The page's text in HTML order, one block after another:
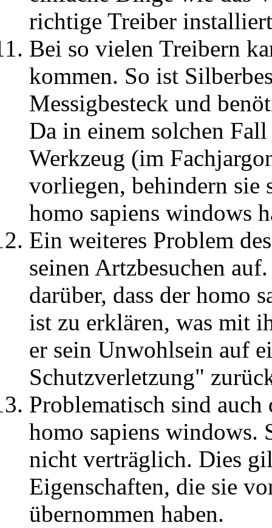
richtige Treiber
Bei so vielen Treibern
kommen. So ist
Messigbesteck und
Da in einem solchen
Werkzeug (im
vorliegen, behindern sie
homo sapiens windows
Ein weiteres Problem
seinen Artzbesuchen
darüber, dass der homo
ist zu erklären, was mit
er sein Unwohlsein auf
Schutzverletzung"
Problematisch sind auch
homo sapiens windows.
nicht verträglich. Dies
Eigenschaften, die sie
übernommen haben.